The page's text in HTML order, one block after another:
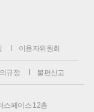
이용자위원회
규정 불편신고
스페이스 12층